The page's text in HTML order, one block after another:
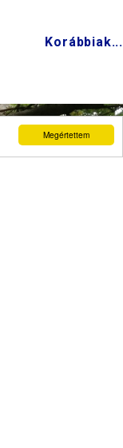
Megértettem
Korábbiak...